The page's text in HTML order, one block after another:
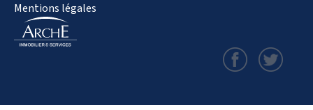
Mentions légales